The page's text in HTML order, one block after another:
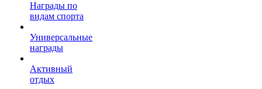
Награды по
видам спорта
Универсальные
награды
Активный
отдых